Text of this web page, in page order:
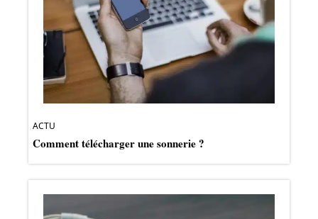
ACTU
Comment télécharger une sonnerie ?